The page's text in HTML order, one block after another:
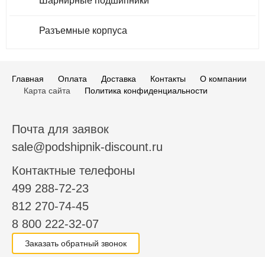
Разъемные корпуса
Главная Оплата Доставка Контакты
О компании
Карта сайта
Политика конфиденциальности
Почта для заявок
sale@podshipnik-discount.ru
Контактные телефоны
499 288-72-23
812 270-74-45
8 800 222-32-07
Заказать обратный звонок